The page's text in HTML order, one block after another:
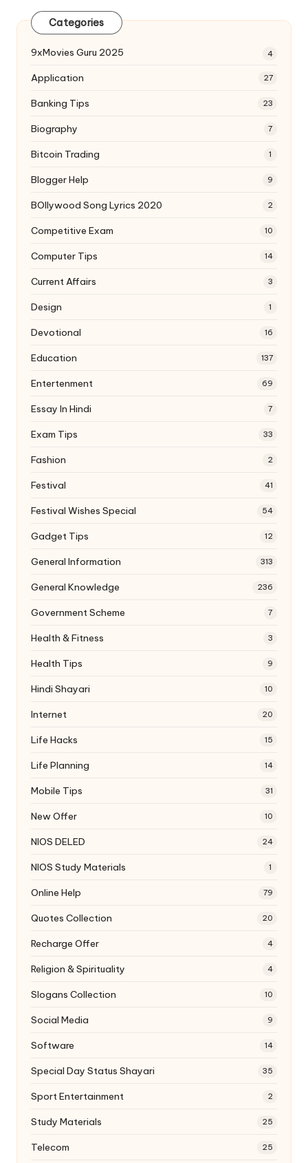
Categories
9xMovies Guru 2025 4
Application 27
Banking Tips 23
Biography 7
Bitcoin Trading 1
Blogger Help 9
BOllywood Song Lyrics 2020 2
Competitive Exam 10
Computer Tips 14
Current Affairs 3
Design 1
Devotional 16
Education 137
Entertenment 69
Essay In Hindi 7
Exam Tips 33
Fashion 2
Festival 41
Festival Wishes Special 54
Gadget Tips 12
General Information 313
General Knowledge 236
Government Scheme 7
Health & Fitness 3
Health Tips 9
Hindi Shayari 10
Internet 20
Life Hacks 15
Life Planning 14
Mobile Tips 31
New Offer 10
NIOS DELED 24
NIOS Study Materials 1
Online Help 79
Quotes Collection 20
Recharge Offer 4
Religion & Spirituality 4
Slogans Collection 10
Social Media 9
Software 14
Special Day Status Shayari 35
Sport Entertainment 2
Study Materials 25
Telecom 25